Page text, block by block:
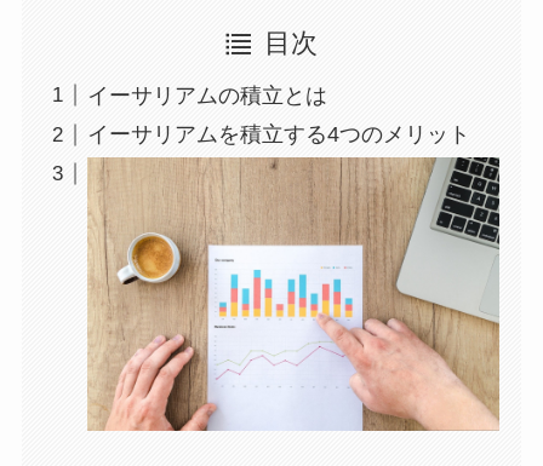
目次
イーサリアムの積立とは
イーサリアムを積立する4つのメリット